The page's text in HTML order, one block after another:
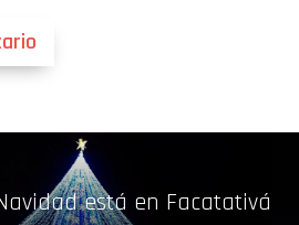
está en Facatativá